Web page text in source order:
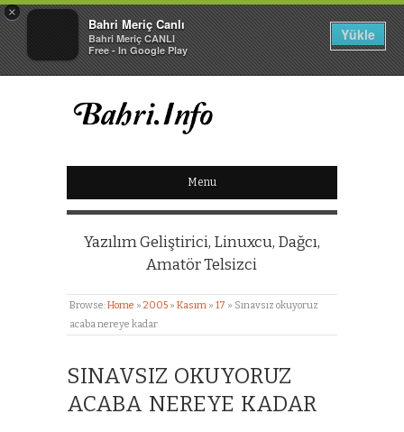
×
Bahri Meriç Canlı
Bahri Meriç CANLI
Free - In Google Play
Yükle
BAHRI MERIÇ CANLI
KIŞISEL WEB SITESI
Menu
Yazılım Geliştirici, Linuxcu, Dağcı,
Amatör Telsizci
Browse:Home » 2005 » Kasım » 17 » Sınavsız okuyoruz
acaba nereye kadar
SINAVSIZ OKUYORUZ
ACABA NEREYE KADAR